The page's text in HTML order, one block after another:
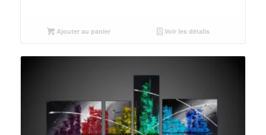
Ajouter au panier Voir les détails